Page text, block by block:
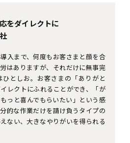
をダイレクトに
入まで、何度もお客さまと顔を合
はありますが、それだけに無事完
ひとしお。お客さまの「ありがと
レクトにふれることができ、「が
っと喜んでもらいたい」という感
的な作業だけを請け負うタイプの
ない、大きなやりがいを得られる